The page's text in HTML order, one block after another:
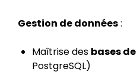
Gestion de données:
Maîtrise des bases
PostgreSQL)